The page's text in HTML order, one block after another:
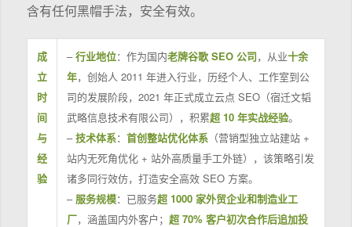
含有任何黑帽手法，安全有效。
成
立
时
间
与
经
验
–行业地位：作为国内老牌谷歌 SEO 公司，从业十余
年，创始人 2011 年进入行业，历经个人、工作室到公
司的发展阶段，2021 年正式成立云点 SEO（宿迁文韬
武略信息技术有限公司），积累超 10 年实战经验。
–技术体系： 首创整站优化体系（营销型独立站建站 +
站内无死角优化 + 站外高质量手工外链），该策略引发
诸多同行效仿，打造安全高效 SEO 方案。
– 服务规模：已服务超 1000 家外贸企业和制造业工
厂，涵盖国内外客户； 超 70% 客户初次合作后追加投